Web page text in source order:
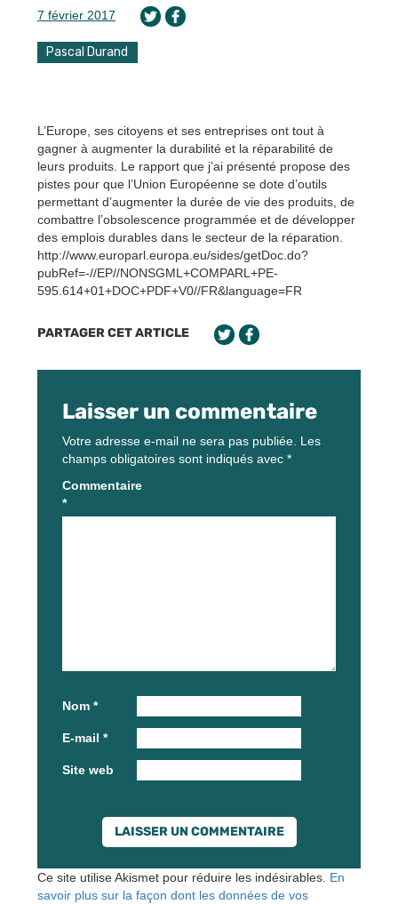
7 février 2017
Pascal Durand
L’Europe, ses citoyens et ses entreprises ont tout à
gagner à augmenter la durabilité et la réparabilité de
leurs produits. Le rapport que j’ai présenté propose des
pistes pour que l’Union Européenne se dote d’outils
permettant d’augmenter la durée de vie des produits, de
combattre l’obsolescence programmée et de développer
des emplois durables dans le secteur de la réparation.
http://www.europarl.europa.eu/sides/getDoc.do?
pubRef=-//EP//NONSGML+COMPARL+PE-
595.614+01+DOC+PDF+V0//FR&language=FR
PARTAGER CET ARTICLE
Laisser un commentaire
Votre adresse e-mail ne sera pas publiée. Les
champs obligatoires sont indiqués avec *
Commentaire
*
Nom *
E-mail *
Site web
Ce site utilise Akismet pour réduire les indésirables. En
savoir plus sur la façon dont les données de vos